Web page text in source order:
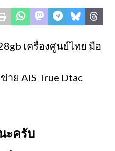
เครื่องศูนย์ไทย มือ
าย AIS True Dtac
ะครับ